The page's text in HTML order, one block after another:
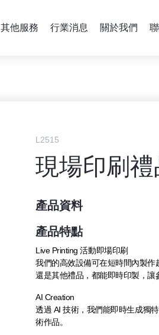
其他服務 行業消息 關於我們
L2515
現場印刷
產品資料
產品特點
Live Printing 活動即場印刷
我們的高效設備可在短時間內製
還是其他禮品，都能即時印製，讓
AI Creation
透過 AI 技術，我們能即時生成獨
術作品。